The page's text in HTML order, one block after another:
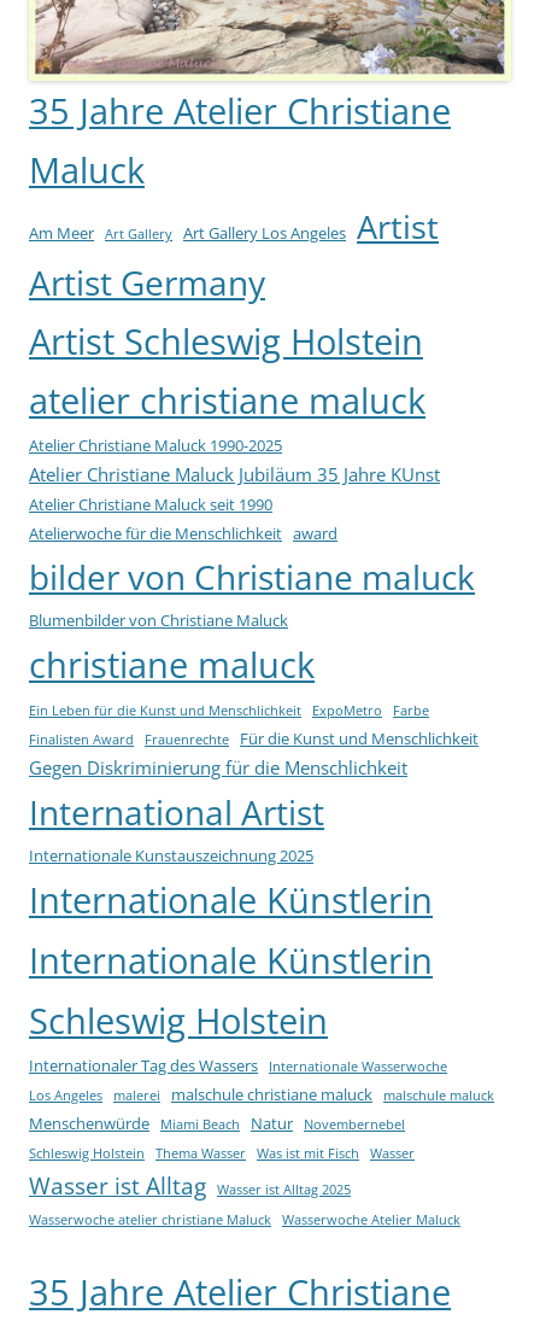
35 Jahre Atelier Christiane
Maluck
Am Meer Art Gallery Art Gallery Los Angeles Artist
Artist Germany
Artist Schleswig Holstein
atelier christiane maluck
Atelier Christiane Maluck 1990-2025
Atelier Christiane Maluck Jubiläum 35 Jahre KUnst
Atelier Christiane Maluck seit 1990
Atelierwoche für die Menschlichkeit award
bilder von Christiane maluck
Blumenbilder von Christiane Maluck
christiane maluck
Ein Leben für die Kunst und Menschlichkeit ExpoMetro
Farbe
Finalisten Award
Frauenrechte Für die Kunst und Menschlichkeit
Gegen Diskriminierung für die Menschlichkeit
International Artist
Internationale Kunstauszeichnung 2025
Internationale Künstlerin
Internationale Künstlerin
Schleswig Holstein
Internationaler Tag des Wassers
Internationale Wasserwoche
Los Angeles
malerei malschule christiane maluck malschule maluck
Menschenwürde Miami Beach Natur
Novembernebel
Schleswig Holstein
Thema Wasser Was ist mit Fisch Wasser
Wasser ist Alltag
Wasser ist Alltag 2025
Wasserwoche atelier christiane Maluck
Wasserwoche Atelier Maluck
35 Jahre Atelier Christiane